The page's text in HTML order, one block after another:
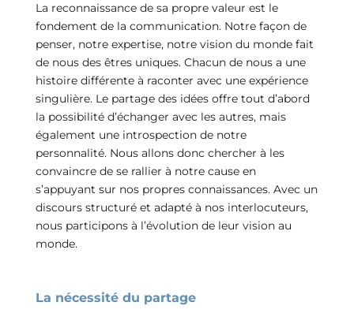
La reconnaissance de sa propre valeur est le
fondement de la communication. Notre façon de
penser, notre expertise, notre vision du monde fait
de nous des êtres uniques. Chacun de nous a une
histoire différente à raconter avec une expérience
singulière. Le partage des idées offre tout d’abord
la possibilité d’échanger avec les autres, mais
également une introspection de notre
personnalité. Nous allons donc chercher à les
convaincre de se rallier à notre cause en
s’appuyant sur nos propres connaissances. Avec un
discours structuré et adapté à nos interlocuteurs,
nous participons à l’évolution de leur vision au
monde.
La nécessité du partage